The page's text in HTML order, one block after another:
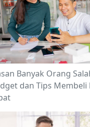
Banyak Orang
dan Tips Membeli